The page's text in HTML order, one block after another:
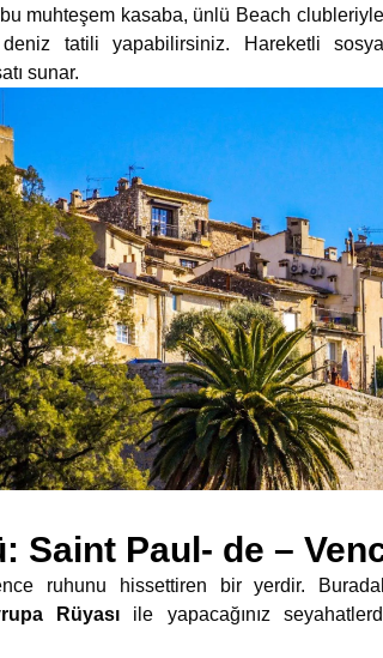
muhteşem kasaba, ünlü Beach
tatili yapabilirsiniz. Hareketli
sunar.
Saint Paul- de –
ruhunu hissettiren bir yerdir.
Rüyası ile yapacağınız